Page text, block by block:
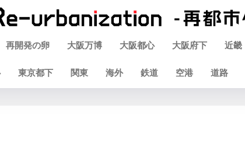
再開発の卵 大阪万博 大阪都心 大阪府下 近畿
東京都下 関東 海外 鉄道 空港 道路